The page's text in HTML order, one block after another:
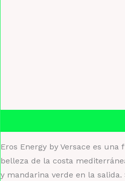
Eros Energy by Versace es
belleza de la costa
y mandarina verde en la